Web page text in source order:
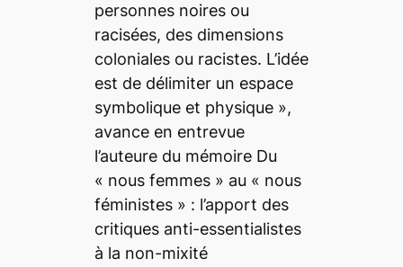
personnes noires ou
racisées, des dimensions
coloniales ou racistes. L’idée
est de délimiter un espace
symbolique et physique »,
avance en entrevue
l’auteure du mémoire Du
« nous femmes » au « nous
féministes » : l’apport des
critiques anti-essentialistes
à la non-mixité